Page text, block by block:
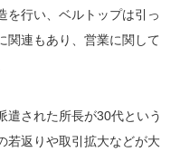
を行い、ベルトップは引っ
関連もあり、営業に関して
遣された所長が30代という
若返りや取引拡大などが大